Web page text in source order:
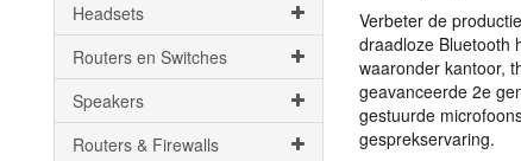
Headsets
Routers en Switches
Speakers
Routers & Firewalls
Verbeter de
draadloze Bluetooth
waaronder kantoor,
geavanceerde 2e
gestuurde
gesprekservaring.